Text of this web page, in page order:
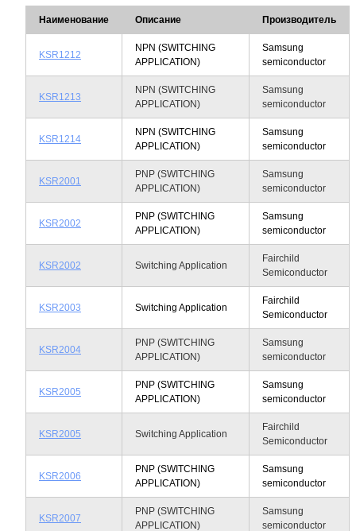
Наименование Описание Производитель
KSR1212
NPN (SWITCHING
APPLICATION)
Samsung
semiconductor
KSR1213
NPN (SWITCHING
APPLICATION)
Samsung
semiconductor
KSR1214
NPN (SWITCHING
APPLICATION)
Samsung
semiconductor
KSR2001
PNP (SWITCHING
APPLICATION)
Samsung
semiconductor
KSR2002
PNP (SWITCHING
APPLICATION)
Samsung
semiconductor
KSR2002 Switching Application
Fairchild
Semiconductor
KSR2003 Switching Application
Fairchild
Semiconductor
KSR2004
PNP (SWITCHING
APPLICATION)
Samsung
semiconductor
KSR2005
PNP (SWITCHING
APPLICATION)
Samsung
semiconductor
KSR2005 Switching Application
Fairchild
Semiconductor
KSR2006
PNP (SWITCHING
APPLICATION)
Samsung
semiconductor
KSR2007
PNP (SWITCHING
APPLICATION)
Samsung
semiconductor